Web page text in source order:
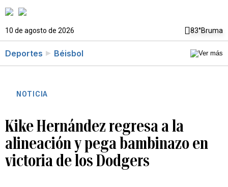
10 de agosto de 2026 83°Bruma
Deportes Béisbol
NOTICIA
Kike Hernández regresa a la
alineación y pega bambinazo en
victoria de los Dodgers